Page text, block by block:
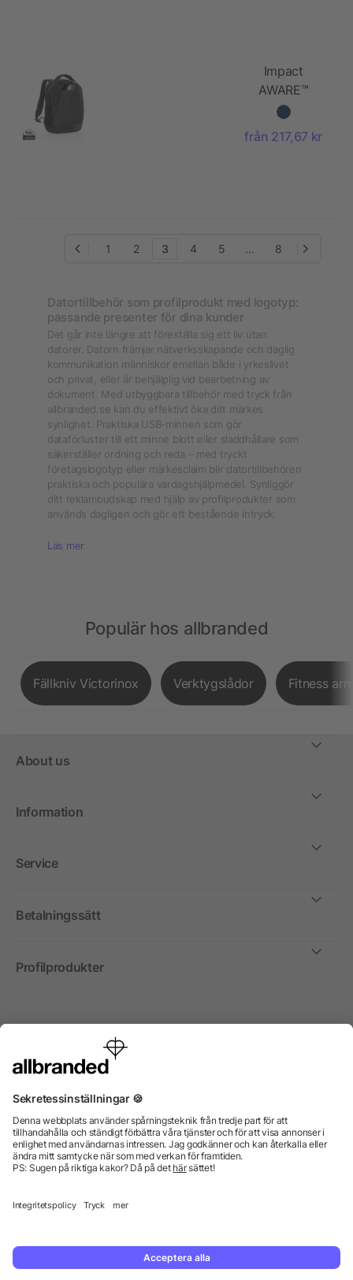
Impact
AWARE™
Boardroom
laptopryggsäck
PVC-fri
från 217,67 kr
1 2 3 4 5 ... 8
Datortillbehör som profilprodukt med logotyp:
passande presenter för dina kunder
Det går inte längre att föreställa sig ett liv utan
datorer. Datorn främjar nätverksskapande och daglig
kommunikation människor emellan både i yrkeslivet
och privat, eller är behjälplig vid bearbetning av
dokument. Med utbyggbara tillbehör med tryck från
allbranded.se kan du effektivt öka ditt märkes
synlighet. Praktiska USB-minnen som gör
dataförluster till ett minne blott eller sladdhållare som
säkerställer ordning och reda – med tryckt
företagslogotyp eller märkesclaim blir datortillbehören
praktiska och populära vardagshjälpmedel. Synliggör
ditt reklambudskap med hjälp av profilprodukter som
används dagligen och gör ett bestående intryck.
Läs mer
Populär hos allbranded
Fällkniv Victorinox Verktygslådor Fitness
About us
Information
Service
Betalningssätt
Profilprodukter
Internationellt
enbart till företag, institutioner, föreningar och
© 2026 allbranded GmbH.